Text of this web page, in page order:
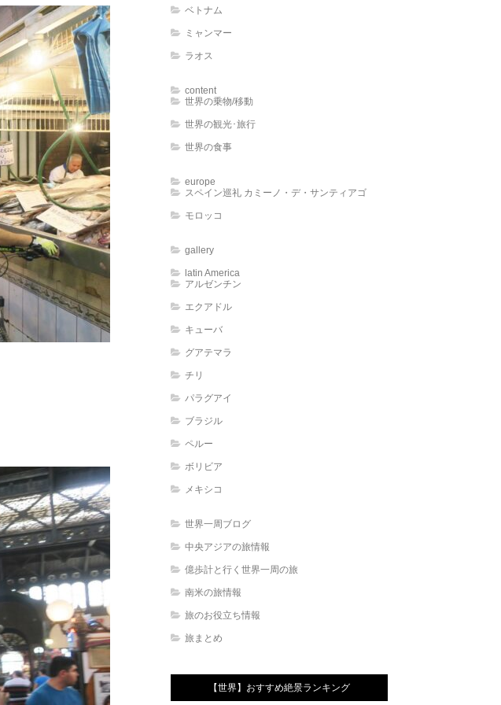
ベトナム
ミャンマー
ラオス
content
世界の乗物/移動
世界の観光･旅行
世界の食事
europe
スペイン巡礼 カミーノ・デ・サンティアゴ
モロッコ
gallery
latin America
アルゼンチン
エクアドル
キューバ
グアテマラ
チリ
パラグアイ
ブラジル
ペルー
ボリビア
メキシコ
世界一周ブログ
中央アジアの旅情報
億歩計と行く世界一周の旅
南米の旅情報
旅のお役立ち情報
旅まとめ
【世界】おすすめ絶景ランキング